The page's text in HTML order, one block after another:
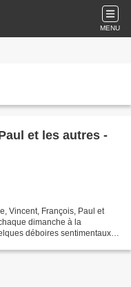
MENU
et les autres -
Vincent, François, Paul et
dimanche à la
déboires sentimentaux.